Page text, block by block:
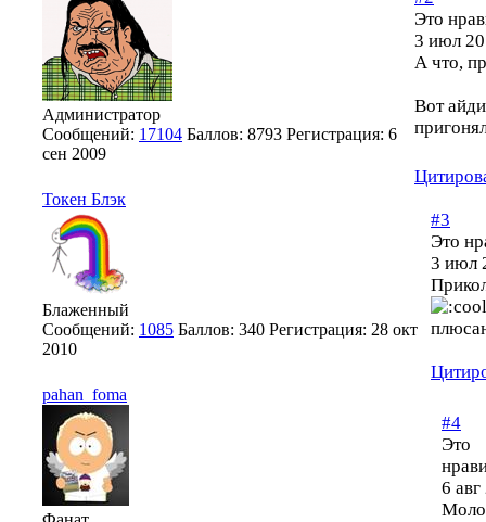
Администратор
Сообщений: 17104 Баллов: 8793 Регистрация: 6
сен 2009
Это
3 июл
А что,
Вот
Токен Блэк
Блаженный
Сообщений: 1085 Баллов: 340 Регистрация: 28 окт
2010
#3
Это
3 июл
pahan_foma
#4
Это
6